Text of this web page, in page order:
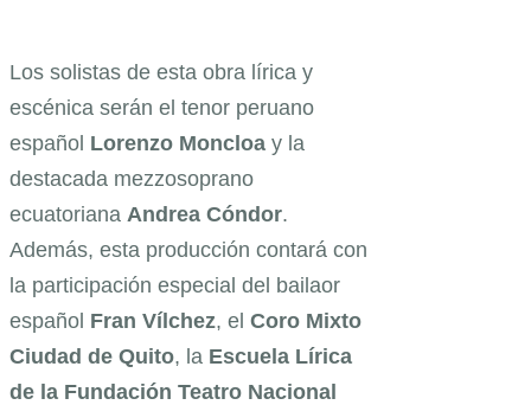
Los solistas de esta obra lírica y
escénica serán el tenor peruano
español Lorenzo Moncloa y la
destacada mezzosoprano
ecuatoriana Andrea Cóndor.
Además, esta producción contará con
la participación especial del bailaor
español Fran Vílchez, el Coro Mixto
Ciudad de Quito, la Escuela Lírica
de la Fundación Teatro Nacional